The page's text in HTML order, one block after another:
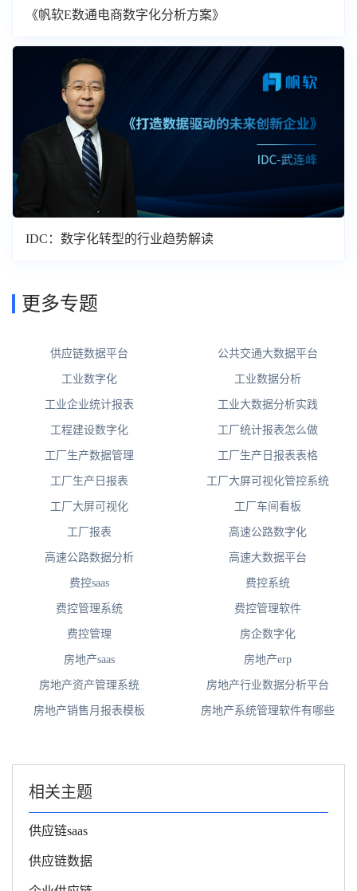
《帆软E数通电商数字化分析方案》
IDC：数字化转型的行业趋势解读
更多专题
供应链数据平台 公共交通大数据平台
工业数字化 工业数据分析
工业企业统计报表 工业大数据分析实践
工程建设数字化 工厂统计报表怎么做
工厂生产数据管理 工厂生产日报表表格
工厂生产日报表 工厂大屏可视化管控系统
工厂大屏可视化 工厂车间看板
工厂报表 高速公路数字化
高速公路数据分析 高速大数据平台
费控saas 费控系统
费控管理系统 费控管理软件
费控管理 房企数字化
房地产saas 房地产erp
房地产资产管理系统 房地产行业数据分析平台
房地产销售月报表模板 房地产系统管理软件有哪些
相关主题
供应链saas
供应链数据